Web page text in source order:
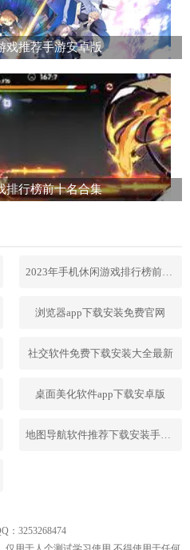
戏推荐手游安卓版
排行榜前十名合集
2023年手机休闲游戏排行榜前十名
浏览器app下载安装免费官网
社交软件免费下载安装大全最新
桌面美化软件app下载安卓版
地图导航软件推荐下载安装手机版
：3253268474